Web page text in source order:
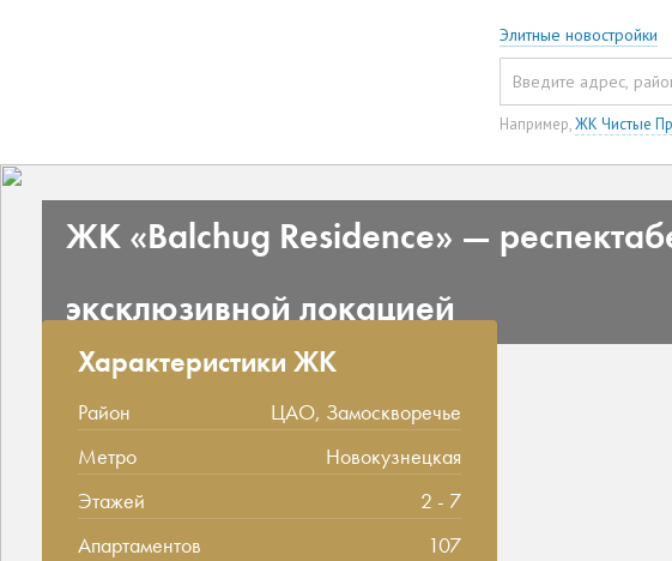
Элитные новостройки
Например,ЖК Чистые
ЖК «Balchug Residence» —
эксклюзивной локацией
Характеристики ЖК
Район
ЦАО, Замоскворечье
Метро
Новокузнецкая
Этажей
2 - 7
Апартаментов
107